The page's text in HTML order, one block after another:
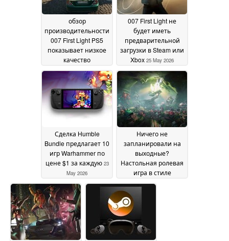
04 July 2026
обзор
производительности
007 First Light PS5
показывает низкое
качество
изображения по
сравнению с PS5 Pro
27 May 2026
007 First Light не
будет иметь
предварительной
загрузки в Steam или
Xbox 25 May 2026
Сделка Humble
Bundle предлагает 10
игр Warhammer по
цене $1 за каждую 23
May 2026
Ничего не
запланировали на
выходные?
Настольная ролевая
игра в стиле
настольных игр
бесплатна в Steam в
ограниченного
времени